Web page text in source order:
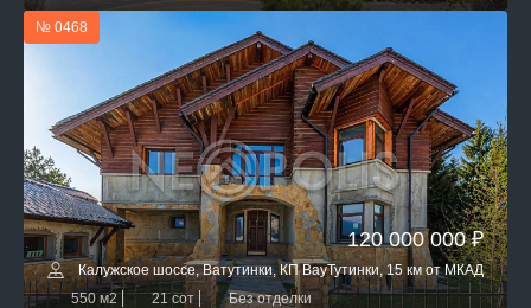
№ 0468
120 000 000 ₽
Калужское шоссе, Ватутинки, КП ВауТутинки, 15 км от МКАД
550 м2
21 сот Без отделки